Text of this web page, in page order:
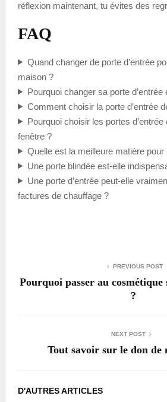
réflexion maintenant, tu évites des
FAQ
Quand changer de porte d’entrée
maison ?
Pourquoi changer sa porte d’entrée
Comment choisir la porte d’entrée
Pourquoi choisir les portes
fenêtre ?
Quelle est la meilleure matière pour
Une porte blindée est-elle
Une porte d’entrée peut-elle
factures de chauffage ?
PREVIOUS POST
Pourquoi passer au
?
NEXT POST
Tout savoir sur le don de
D'AUTRES ARTICLES